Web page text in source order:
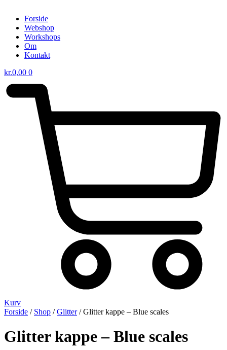
Forside
Webshop
Workshops
Om
Kontakt
kr.0,00 0
Kurv
Forside / Shop /Glitter/ Glitter kappe – Blue scales
Glitter kappe – Blue scales